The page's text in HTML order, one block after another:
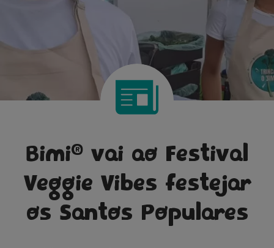
Bimi® vai ao Festival
Veggie Vibes festejar
os Santos Populares